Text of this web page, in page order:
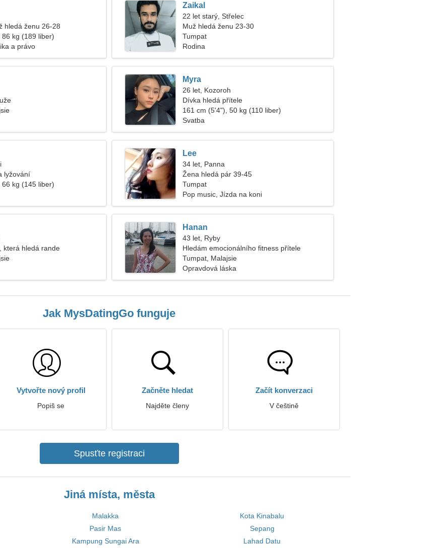
hledá ženu 26-28
kg (189 liber)
a právo
Zaikal
22 let starý, Střelec
Muž hledá ženu 23-30
Tumpat
Rodina
Myra
26 let, Kozoroh
Dívka hledá přítele
161 cm (5'4"), 50 kg (110 liber)
Svatba
lyžování
kg (145 liber)
Lee
34 let, Panna
Žena hledá pár 39-45
Tumpat
Pop music, Jízda na koni
která hledá rande
Hanan
43 let, Ryby
Hledám emocionálního fitness přítele
Tumpat, Malajsie
Opravdová láska
Jak MysDatingGo funguje
Vytvořte nový profil
Popiš se
Začněte hledat
Najděte členy
Začít konverzaci
V češtině
Spusťte registraci
Jiná místa, města
Malakka
Kota Kinabalu
Pasir Mas
Sepang
Kampung Sungai Ara Lahad Datu